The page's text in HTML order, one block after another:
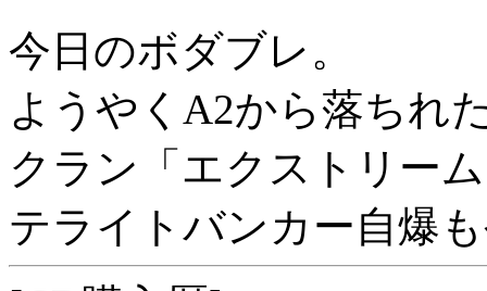
今日のボダブレ。
ようやくA2から落ちれ
クラン「エクストリー
テライトバンカー自爆